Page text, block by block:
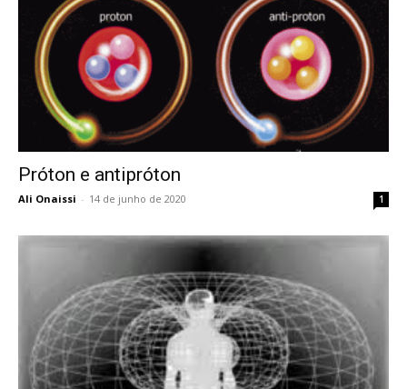
Próton e antipróton
Ali Onaissi - 14 de junho de 2020 1